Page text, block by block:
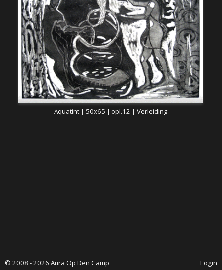
Aquatint | 50x65 | opl.12 | Verleiding
© 2008 - 2026 Aura Op Den Camp Login